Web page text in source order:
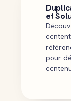
et
pour